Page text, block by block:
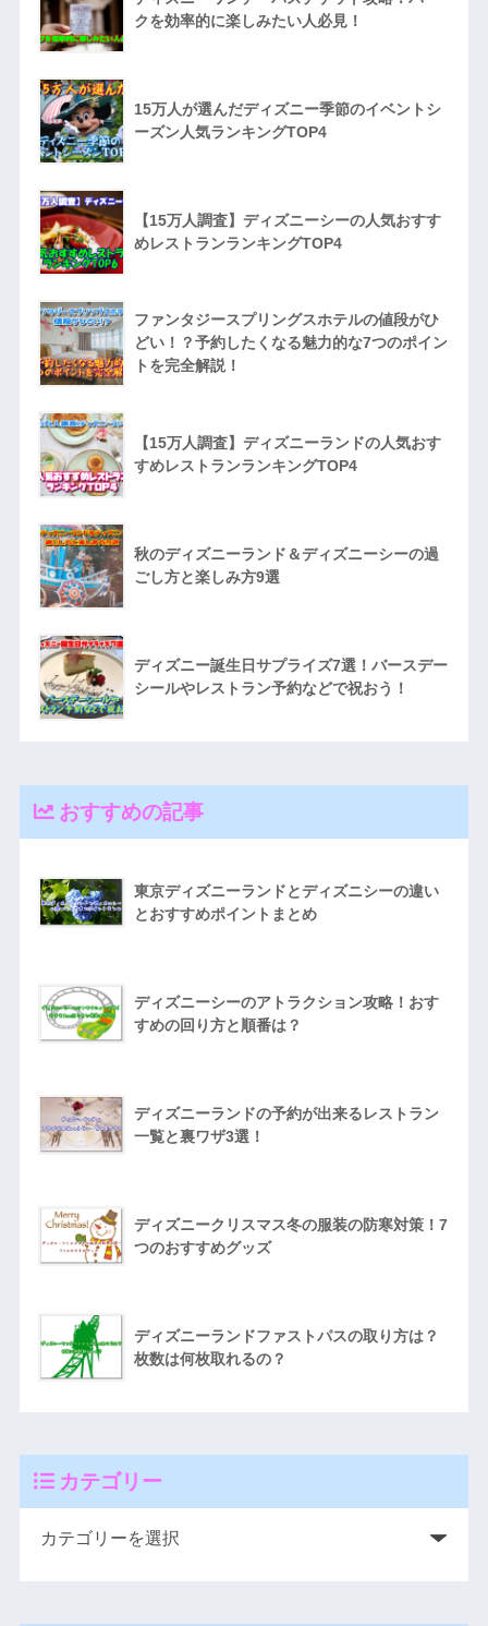
クを効率的に楽しみたい人必見！
15万人が選んだディズニー季節のイベントシ
ーズン人気ランキングTOP4
【15万人調査】ディズニーシーの人気おすす
めレストランランキングTOP4
ファンタジースプリングスホテルの値段がひ
どい！？予約したくなる魅力的な7つのポイン
トを完全解説！
【15万人調査】ディズニーランドの人気おす
すめレストランランキングTOP4
秋のディズニーランド＆ディズニーシーの過
ごし方と楽しみ方9選
ディズニー誕生日サプライズ7選！バースデー
シールやレストラン予約などで祝おう！
おすすめの記事
東京ディズニーランドとディズニシーの違い
とおすすめポイントまとめ
ディズニーシーのアトラクション攻略！おす
すめの回り方と順番は？
ディズニーランドの予約が出来るレストラン
一覧と裏ワザ3選！
ディズニークリスマス冬の服装の防寒対策！7
つのおすすめグッズ
ディズニーランドファストパスの取り方は？
枚数は何枚取れるの？
カテゴリー